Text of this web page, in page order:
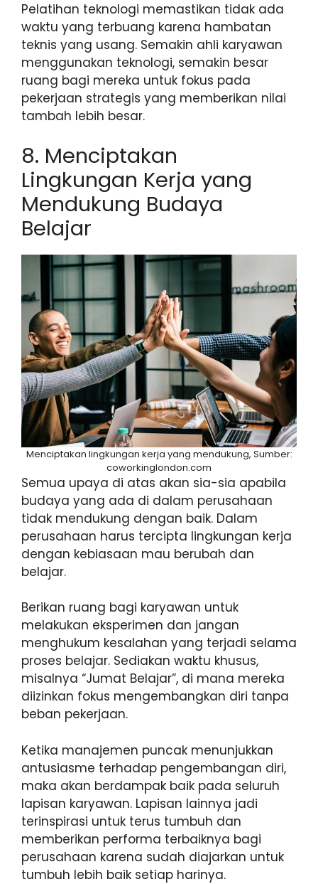
Pelatihan teknologi memastikan tidak ada
waktu yang terbuang karena hambatan
teknis yang usang. Semakin ahli karyawan
menggunakan teknologi, semakin besar
ruang bagi mereka untuk fokus pada
pekerjaan strategis yang memberikan nilai
tambah lebih besar.
8. Menciptakan
Lingkungan Kerja yang
Mendukung Budaya
Belajar
Menciptakan lingkungan kerja yang mendukung, Sumber:
coworkinglondon.com
Semua upaya di atas akan sia-sia apabila
budaya yang ada di dalam perusahaan
tidak mendukung dengan baik. Dalam
perusahaan harus tercipta lingkungan kerja
dengan kebiasaan mau berubah dan
belajar.
Berikan ruang bagi karyawan untuk
melakukan eksperimen dan jangan
menghukum kesalahan yang terjadi selama
proses belajar. Sediakan waktu khusus,
misalnya “Jumat Belajar”, di mana mereka
diizinkan fokus mengembangkan diri tanpa
beban pekerjaan.
Ketika manajemen puncak menunjukkan
antusiasme terhadap pengembangan diri,
maka akan berdampak baik pada seluruh
lapisan karyawan. Lapisan lainnya jadi
terinspirasi untuk terus tumbuh dan
memberikan performa terbaiknya bagi
perusahaan karena sudah diajarkan untuk
tumbuh lebih baik setiap harinya.